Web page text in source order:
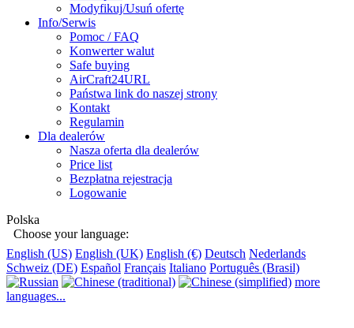
Modyfikuj/Usuń ofertę
Info/Serwis
Pomoc / FAQ
Konwerter walut
Safe buying
AirCraft24URL
Państwa link do naszej strony
Kontakt
Regulamin
Dla dealerów
Nasza oferta dla dealerów
Price list
Bezpłatna rejestracja
Logowanie
Polska
Choose your language:
English (US) English (UK) English (€) Deutsch Nederlands
Schweiz (DE) Español Français Italiano Português (Brasil)
more
languages...